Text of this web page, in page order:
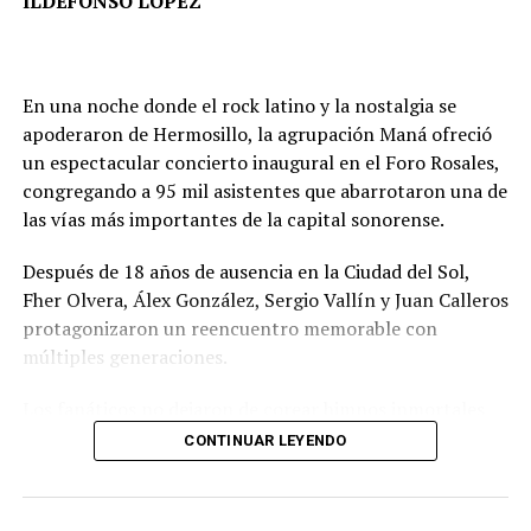
UNA HISTORIA DE AMOR INSPIRADA EN DIOS:
DIVA GORGORCHA
“Me siento emocionada por los premios y festivales en
los que ha sido reconocida ‘Contra el muro’. Mi
personaje representa la amistad y se desarrolla dentro
García comenzó a publicar fotografías y videos
exclusivos para suscriptores, manteniendo su línea
fitness y de estilo de vida saludable, pero apostando por
una relación más directa y personal con su audiencia.
planeada y que, lejos de ser un movimiento improvisado,
analizó el impacto que tendría en su carrera y
reputación.
En una noche donde el rock latino y la nostalgia se
apoderaron de Hermosillo, la agrupación Maná ofreció
un espectacular concierto inaugural en el Foro Rosales,
congregando a 95 mil asistentes que abarrotaron una de
las vías más importantes de la capital sonorense.
Después de 18 años de ausencia en la Ciudad del Sol,
Fher Olvera, Álex González, Sergio Vallín y Juan Calleros
protagonizaron un reencuentro memorable con
múltiples generaciones.
como “Rayando el Sol”, “Oye mi amor”, “Clavado en un
bar” y “Vivir sin aire”, creando un coro monumental de
principio a fin.”¡Buenas noches, Sonora! Qué emoción
CONTINUAR LEYENDO